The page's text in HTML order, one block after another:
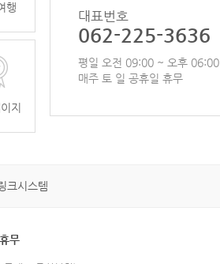
행
지
대표번호
062-225-3636
평일 오전 09:00 ~ 오후 06:00
매주 토 일 공휴일 휴무
크시스템
무